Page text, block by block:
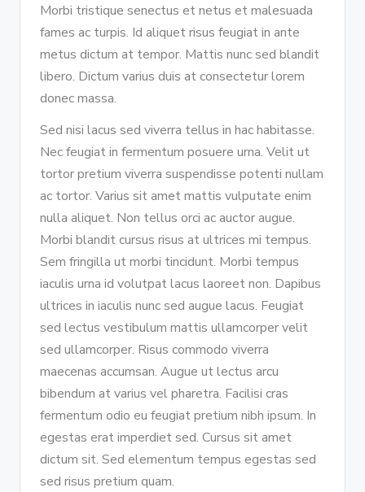
Morbi tristique senectus et netus et malesuada
fames ac turpis. Id aliquet risus feugiat in ante
metus dictum at tempor. Mattis nunc sed blandit
libero. Dictum varius duis at consectetur lorem
donec massa.
Sed nisi lacus sed viverra tellus in hac habitasse.
Nec feugiat in fermentum posuere urna. Velit ut
tortor pretium viverra suspendisse potenti nullam
ac tortor. Varius sit amet mattis vulputate enim
nulla aliquet. Non tellus orci ac auctor augue.
Morbi blandit cursus risus at ultrices mi tempus.
Sem fringilla ut morbi tincidunt. Morbi tempus
iaculis urna id volutpat lacus laoreet non. Dapibus
ultrices in iaculis nunc sed augue lacus. Feugiat
sed lectus vestibulum mattis ullamcorper velit
sed ullamcorper. Risus commodo viverra
maecenas accumsan. Augue ut lectus arcu
bibendum at varius vel pharetra. Facilisi cras
fermentum odio eu feugiat pretium nibh ipsum. In
egestas erat imperdiet sed. Cursus sit amet
dictum sit. Sed elementum tempus egestas sed
sed risus pretium quam.